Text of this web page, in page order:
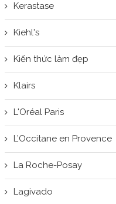
Kerastase
Kiehl's
Kiến thức làm đẹp
Klairs
L'Oréal Paris
L’Occitane en Provence
La Roche-Posay
Lagivado